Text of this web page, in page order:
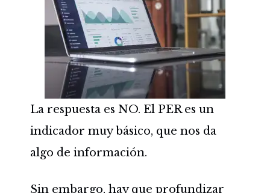
La respuesta es NO. El PER es un
indicador muy básico, que nos da
algo de información.
Sin embargo, hay que profundizar